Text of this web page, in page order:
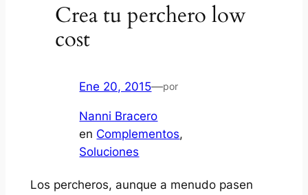
Crea tu perchero low
cost
Ene 20, 2015—por
Nanni Bracero
en Complementos
Soluciones
Los percheros, aunque a menudo pasen